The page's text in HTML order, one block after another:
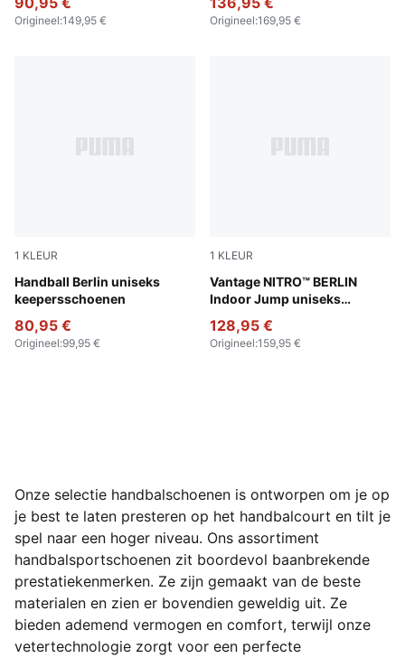
Origineel:149,95 € Origineel:169,95 €
1 KLEUR
Handball Berlin uniseks
keepersschoenen
Silver Mist-Yellow Alert-PUMA Black
80,95 €
Origineel:99,95 €
1 KLEUR
Vantage NITRO™ BERLIN
Indoor Jump uniseks
Sedate Gray-Yellow Alert-
128,95 €
Origineel:159,95 €
Onze selectie handbalschoenen is ontworpen om je op
je best te laten presteren op het handbalcourt en tilt je
spel naar een hoger niveau. Ons assortiment
handbalsportschoenen zit boordevol baanbrekende
prestatiekenmerken. Ze zijn gemaakt van de beste
materialen en zien er bovendien geweldig uit. Ze
bieden ademend vermogen en comfort, terwijl onze
vetertechnologie zorgt voor een perfecte